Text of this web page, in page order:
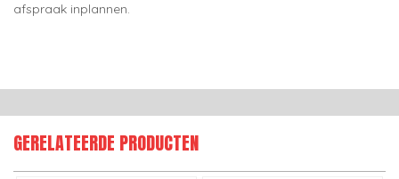
afspraak inplannen.
GERELATEERDE PRODUCTEN